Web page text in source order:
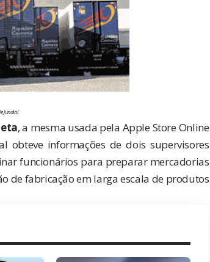
Jundiaí
, a mesma usada pela Apple Store Online
informações de dois supervisores
funcionários para preparar mercadorias
de fabricação em larga escala de produtos